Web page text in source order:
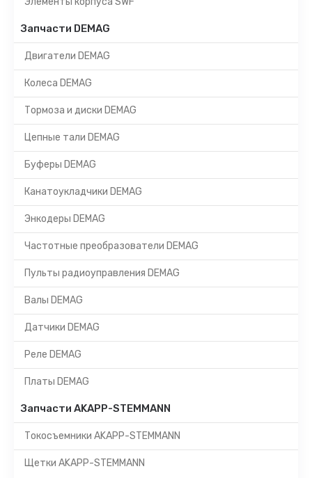
Запчасти DEMAG
Двигатели DEMAG
Колеса DEMAG
Тормоза и диски DEMAG
Цепные тали DEMAG
Буферы DEMAG
Канатоукладчики DEMAG
Энкодеры DEMAG
Частотные преобразователи DEMAG
Пульты радиоуправления DEMAG
Валы DEMAG
Датчики DEMAG
Реле DEMAG
Платы DEMAG
Запчасти AKAPP-STEMMANN
Токосъемники AKAPP-STEMMANN
Щетки AKAPP-STEMMANN